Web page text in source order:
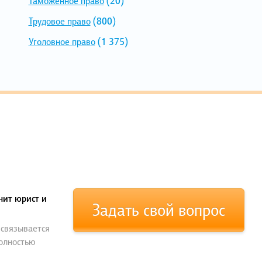
Трудовое право(800)
Уголовное право(1 375)
юрист и
Задать свой вопрос